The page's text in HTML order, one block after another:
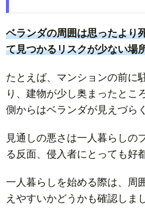
ベランダの周囲は思ったより
て見つかるリスクが少ない場
たとえば、マンションの前に
り、建物が少し奥まったとこ
側からはベランダが見えづら
見通しの悪さは一人暮らしの
る反面、侵入者にとっても好
一人暮らしを始める際は、周
えやすいかどうかも確認しま